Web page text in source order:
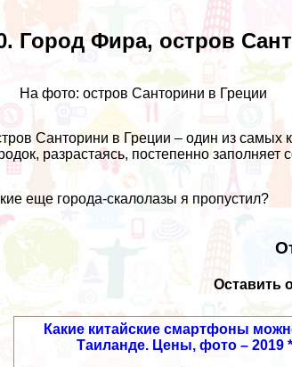
Город Фира, остров
На фото: остров Санторини в Греции
Санторини в Греции – один из самых
разрастаясь, постепенно
еще города-скалолазы я пропустил?
Оставить
Какие китайские смартфоны
Таиланде. Цены, фото – 2019